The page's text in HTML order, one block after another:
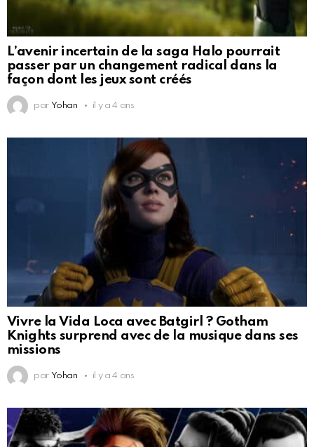
L’avenir incertain de la saga Halo pourrait
passer par un changement radical dans la
façon dont les jeux sont créés
par Yohan il y a 4 ans
Vivre la Vida Loca avec Batgirl ? Gotham
Knights surprend avec de la musique dans ses
missions
par Yohan il y a 4 ans